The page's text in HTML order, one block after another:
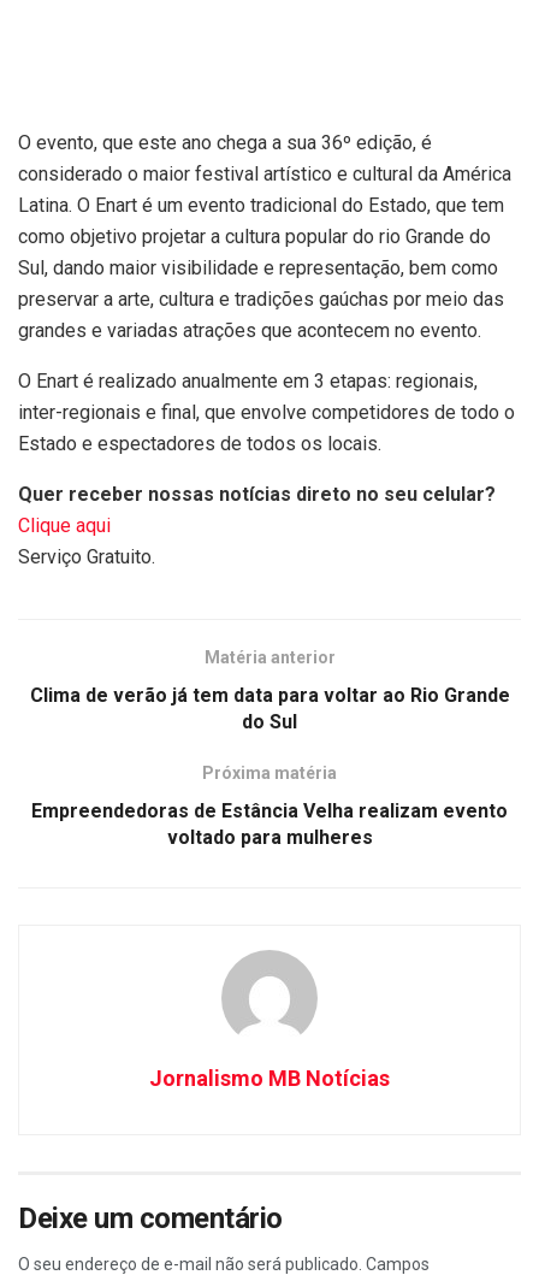
O evento, que este ano chega a sua 36º edição, é
considerado o maior festival artístico e cultural da América
Latina. O Enart é um evento tradicional do Estado, que tem
como objetivo projetar a cultura popular do rio Grande do
Sul, dando maior visibilidade e representação, bem como
preservar a arte, cultura e tradições gaúchas por meio das
grandes e variadas atrações que acontecem no evento.
O Enart é realizado anualmente em 3 etapas: regionais,
inter-regionais e final, que envolve competidores de todo o
Estado e espectadores de todos os locais.
Quer receber nossas notícias direto no seu celular?
Clique aqui
Serviço Gratuito.
Matéria anterior
Clima de verão já tem data para voltar ao Rio Grande
do Sul
Próxima matéria
Empreendedoras de Estância Velha realizam evento
voltado para mulheres
Jornalismo MB Notícias
Deixe um comentário
O seu endereço de e-mail não será publicado. Campos